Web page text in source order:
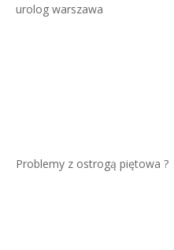
urolog warszawa
Problemy z ostrogą piętowa ?